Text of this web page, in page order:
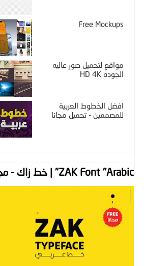
Free Mockups
مواقع لتحميل صور عاليه
الجوده HD 4K
افضل الخطوط العربية
للمصممين - تحميل مجانا
ZAK Font "Arabic" | خط زاك - مجانا